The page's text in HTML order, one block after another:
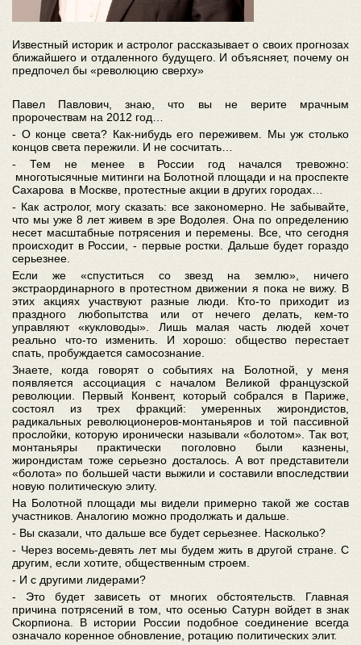
Известный историк и астролог рассказывает о своих прогнозах
ближайшего и отдаленного будущего. И объясняет, почему он
предпочел бы «революцию сверху»
Павел Павлович, знаю, что вы не верите мрачным
пророчествам на 2012 год…
- О конце света? Как-нибудь его переживем. Мы уж столько
концов света пережили. И не сосчитать…
- Тем не менее в России год начался тревожно:
многотысячные митинги на Болотной площади и на проспекте
Сахарова в Москве, протестные акции в других городах…
- Как астролог, могу сказать: все закономерно. Не забывайте,
что мы уже 8 лет живем в эре Водолея. Она по определению
несет масштабные потрясения и перемены. Все, что сегодня
происходит в России, - первые ростки. Дальше будет гораздо
серьезнее.
Если же «спуститься со звезд на землю», ничего
экстраординарного в протестном движении я пока не вижу. В
этих акциях участвуют разные люди. Кто-то приходит из
праздного любопытства или от нечего делать, кем-то
управляют «кукловоды». Лишь малая часть людей хочет
реально что-то изменить. И хорошо: общество перестает
спать, пробуждается самосознание.
Знаете, когда говорят о событиях на Болотной, у меня
появляется ассоциация с началом Великой французской
революции. Первый Конвент, который собрался в Париже,
состоял из трех фракций: умеренных жирондистов,
радикальных революционеров-монтаньяров и той пассивной
прослойки, которую иронически называли «болотом». Так вот,
монтаньяры практически поголовно были казнены,
жирондистам тоже серьезно досталось. А вот представители
«болота» по большей части выжили и составили впоследствии
новую политическую элиту.
На Болотной площади мы видели примерно такой же состав
участников. Аналогию можно продолжать и дальше.
- Вы сказали, что дальше все будет серьезнее. Насколько?
- Через восемь-девять лет мы будем жить в другой стране. С
другим, если хотите, общественным строем.
- И с другими лидерами?
- Это будет зависеть от многих обстоятельств. Главная
причина потрясений в том, что осенью Сатурн войдет в знак
Скорпиона. В истории России подобное соединение всегда
означало коренное обновление, ротацию политических элит.